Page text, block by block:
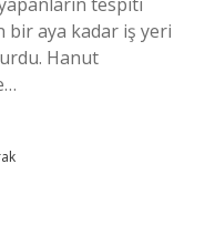
bir aya kadar iş yeri
Hanut